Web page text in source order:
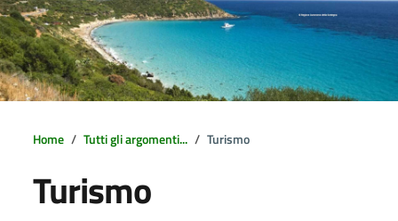
Home Tutti gli argomenti... Turismo
Turismo